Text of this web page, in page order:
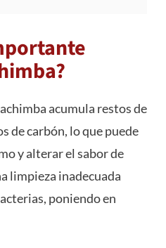
acumula restos de
de carbón, lo que puede
y alterar el sabor de
limpieza inadecuada
poniendo en